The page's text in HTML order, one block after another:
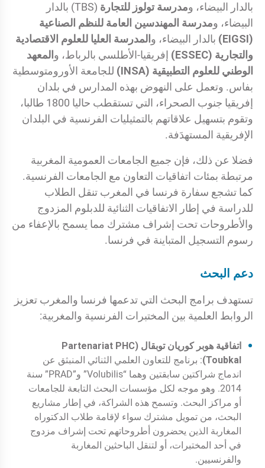
بالدار البيضاء، ومدرسة تولوز للتجارة
(TBS) بالدار
البيضاء، ومدرسة المهندسين العامة للنظم الصناعية
(EIGSI)
بالدار البيضاء، و المدرسة العليا للعلوم الاقتصادية
والتجارية (ESSEC)
إفريقيا-الأطلسي بالرباط، و المعهد
الوطني للعلوم التطبيقية (INSA)
للجامعة الأورومتوسطية
بفاس. وتعمل على النهوض بهذه المدارس في بلدان
إفريقيا جنوب الصحراء، التي تستقطب حاليا 1800 طالبا،
وتقوم بتسهيل علاقاتهم بالتمثيليات الفرنسية في البلدان
الإفريقية المستهدَفة.
فضلا عن ذلك، فإن جميع الجامعات العمومية المغربية
مرتبطة بمئات اتفاقيات التعاون مع الجامعات الفرنسية.
كما تشجع سفارة فرنسا في المغرب تنقل الطلاب
للدراسة في إطار الاتفاقيات الثنائية للدبلوم المزدوج
والأطروحات تحت إشراف مشترك مما يسمح بالإعفاء من
رسوم التسجيل المتباينة في فرنسا.
دعم البحث
تستهدف برامج البحث التي تدعمها فرنسا والمغرب تعزيز
الروابط العلمية بين المختبرات الفرنسية والمغربية:
اتفاقية هوبر كوريان توبقال (Partenariat PHC
Toubkal) : برنامج للتعاون العلمي الثنائي المنبثق عن
اندماج شراكتين سابقتين وهما “Volubilis” و”PRAD” سنة
2014. وهو موجه لكل مؤسسات البحث التابعة للجامعات
أو مراكز البحث. وتسمح هذه الشراكة، في إطار مشاريع
البحث، من تمويل مشترك سواء لإقامة طلاب الدكتوراه
المغاربة الذين يحضرون أطروحاتهم تحت إشراف مزدوج
في أحد المختبرات، أو لتنقل الباحثين المغاربة
والفرنسيين.